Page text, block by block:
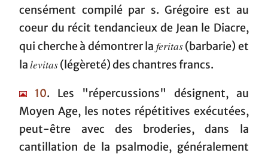
censément compilé par s. Grégoire est au
coeur du récit tendancieux de Jean le Diacre,
qui cherche à démontrer la feritas(barbarie) et
lalevitas(légèreté) des chantres francs.
10. Les "répercussions" désignent, au
Moyen Age, les notes répétitives exécutées,
peut-être avec des broderies, dans la
cantillation de la psalmodie, généralement